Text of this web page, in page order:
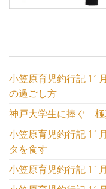
小笠原育児釣行記 11
の過ごし方
神戸大学生に捧ぐ 極
小笠原育児釣行記 11
タを食す
小笠原育児釣行記 11